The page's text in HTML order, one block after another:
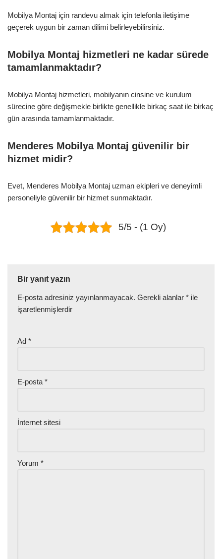
Mobilya Montaj için randevu almak için telefonla iletişime
geçerek uygun bir zaman dilimi belirleyebilirsiniz.
Mobilya Montaj hizmetleri ne kadar sürede
tamamlanmaktadır?
Mobilya Montaj hizmetleri, mobilyanın cinsine ve kurulum
sürecine göre değişmekle birlikte genellikle birkaç saat ile birkaç
gün arasında tamamlanmaktadır.
Menderes Mobilya Montaj güvenilir bir
hizmet midir?
Evet, Menderes Mobilya Montaj uzman ekipleri ve deneyimli
personeliyle güvenilir bir hizmet sunmaktadır.
5/5 - (1 Oy)
Bir yanıt yazın
E-posta adresiniz yayınlanmayacak. Gerekli alanlar * ile
işaretlenmişlerdir
Ad *
E-posta *
İnternet sitesi
Yorum *